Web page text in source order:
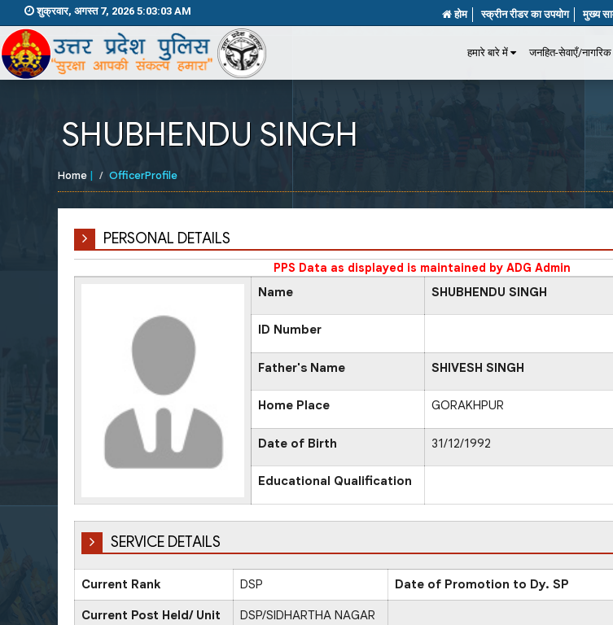
शुक्रवार, अगस्त 7, 2026 5:03:03 AM होम स्क्रीन रीडर का उपयोग मुख्य
हमारे बारे में जनहित-सेवाएँ/नागरिक
SHUBHENDU SINGH
Home | OfficerProfile
PERSONAL DETAILS
PPS Data as displayed is maintained by ADG Admin
Name
SHUBHENDU SINGH
ID Number
Father's Name SHIVESH SINGH
Home Place GORAKHPUR
Date of Birth 31/12/1992
Educational Qualification
SERVICE DETAILS
Current Rank DSP Date of Promotion to Dy. SP
Current Post Held/ Unit DSP/SIDHARTHA NAGAR